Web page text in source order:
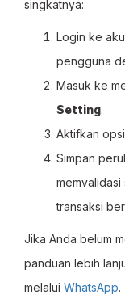
singkatnya:
Login ke
pengguna
Masuk ke
Setting.
Aktifkan opsi
Simpan
transaksi
Jika Anda belum
panduan lebih
melalui WhatsApp.